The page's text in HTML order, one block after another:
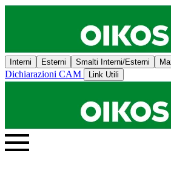
Interni Esterni Smalti Interni/Esterni
Dichiarazioni CAM Link Utili